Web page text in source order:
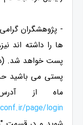
- پژوهشگران
ها را داشته اند
پست خواهد شد.
ماه از
page/login